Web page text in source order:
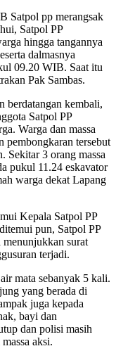
Satpol pp merangsak
Satpol PP
hingga tangannya
dalmasnya
09.20 WIB. Saat itu
Pak Sambas.
berdatangan kembali,
Satpol PP
Warga dan massa
pembongkaran tersebut
Sekitar 3 orang massa
pukul 11.24 eskavator
warga dekat Lapang
Kepala Satpol PP
pun, Satpol PP
surat
terjadi.
mata sebanyak 5 kali.
yang berada di
juga kepada
bayi dan
dan polisi masih
aksi.